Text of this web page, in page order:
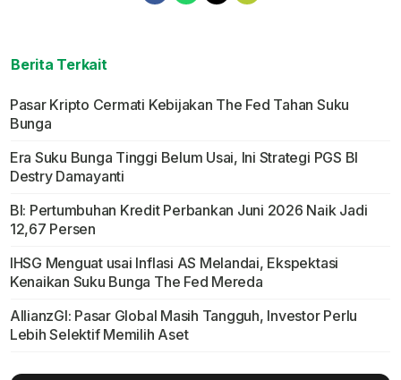
Berita Terkait
Pasar Kripto Cermati Kebijakan The Fed Tahan Suku
Bunga
Era Suku Bunga Tinggi Belum Usai, Ini Strategi PGS BI
Destry Damayanti
BI: Pertumbuhan Kredit Perbankan Juni 2026 Naik Jadi
12,67 Persen
IHSG Menguat usai Inflasi AS Melandai, Ekspektasi
Kenaikan Suku Bunga The Fed Mereda
AllianzGI: Pasar Global Masih Tangguh, Investor Perlu
Lebih Selektif Memilih Aset